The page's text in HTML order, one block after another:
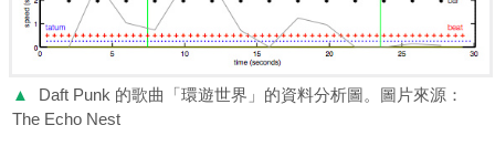
▲
Daft Punk 的歌曲「環遊世界」的資料分析圖。圖片來源：
The Echo Nest